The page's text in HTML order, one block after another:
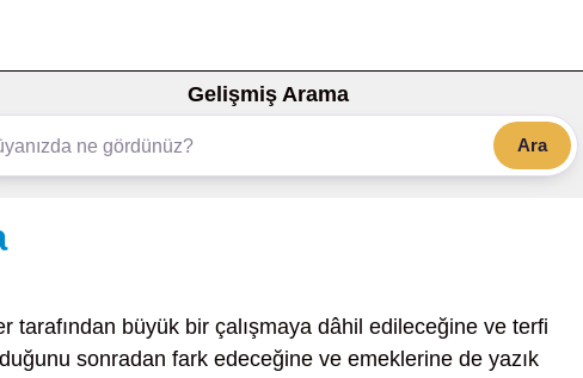
Gelişmiş Arama
Ara
tarafından büyük bir çalışmaya dâhil edileceğine ve terfi
sonradan fark edeceğine ve emeklerine de yazık